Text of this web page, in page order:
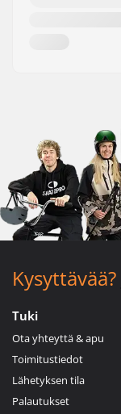
Kysyttävää?
Tuki
Ota yhteyttä & apu
Toimitustiedot
Lähetyksen tila
Palautukset